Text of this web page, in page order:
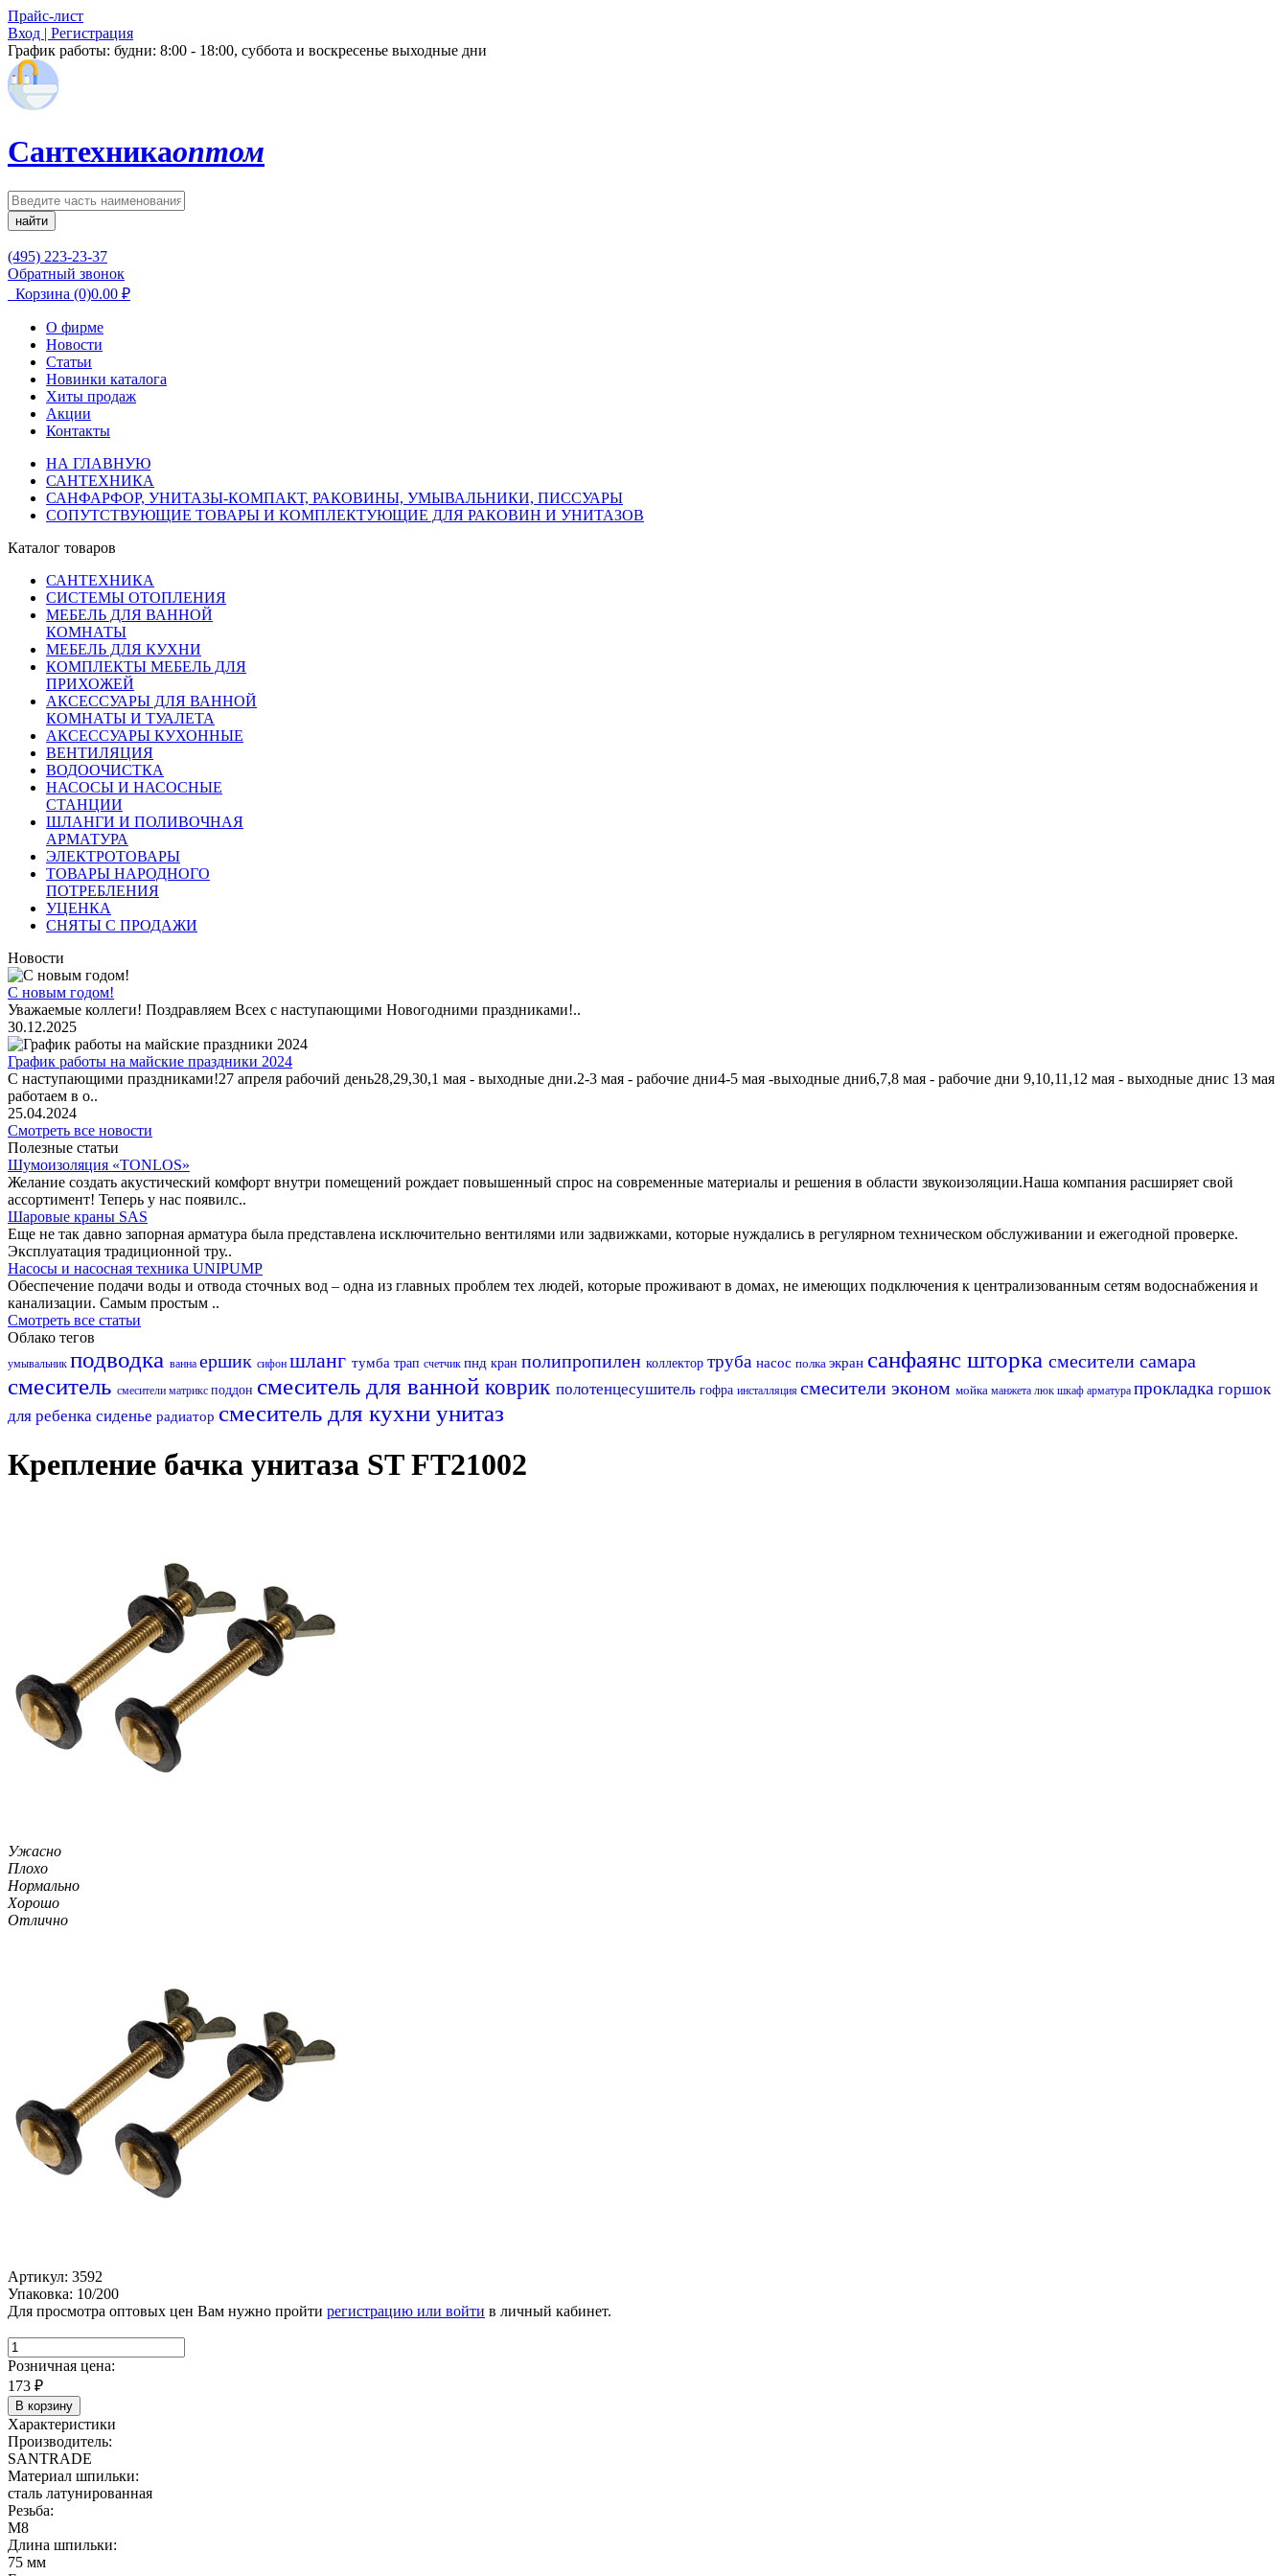
Прайс-лист
Вход | Регистрация
График работы: будни: 8:00 - 18:00, суббота и воскресенье выходные дни
Сантехникаоптом
найти
(495) 223-23-37
Обратный звонок
Корзина (0)0.00 ₽
О фирме
Новости
Статьи
Новинки каталога
Хиты продаж
Акции
Контакты
НА ГЛАВНУЮ
САНТЕХНИКА
САНФАРФОР, УНИТАЗЫ-КОМПАКТ, РАКОВИНЫ, УМЫВАЛЬНИКИ, ПИССУАРЫ
СОПУТСТВУЮЩИЕ ТОВАРЫ И КОМПЛЕКТУЮЩИЕ ДЛЯ РАКОВИН И УНИТАЗОВ
Каталог товаров
САНТЕХНИКА
СИСТЕМЫ ОТОПЛЕНИЯ
МЕБЕЛЬ ДЛЯ ВАННОЙ
КОМНАТЫ
МЕБЕЛЬ ДЛЯ КУХНИ
КОМПЛЕКТЫ МЕБЕЛЬ ДЛЯ
ПРИХОЖЕЙ
АКСЕССУАРЫ ДЛЯ ВАННОЙ
КОМНАТЫ И ТУАЛЕТА
АКСЕССУАРЫ КУХОННЫЕ
ВЕНТИЛЯЦИЯ
ВОДООЧИСТКА
НАСОСЫ И НАСОСНЫЕ
СТАНЦИИ
ШЛАНГИ И ПОЛИВОЧНАЯ
АРМАТУРА
ЭЛЕКТРОТОВАРЫ
ТОВАРЫ НАРОДНОГО
ПОТРЕБЛЕНИЯ
УЦЕНКА
СНЯТЫ С ПРОДАЖИ
Новости
С новым годом!
Уважаемые коллеги! Поздравляем Всех с наступающими Новогодними праздниками!..
30.12.2025
График работы на майские праздники 2024
С наступающими праздниками!27 апреля рабочий день28,29,30,1 мая - выходные дни.2-3 мая - рабочие дни4-5 мая -выходные дни6,7,8 мая - рабочие дни 9,10,11,12 мая - выходные днис 13 мая
работаем в о..
25.04.2024
Смотреть все новости
Полезные статьи
Шумоизоляция «TONLOS»
Желание создать акустический комфорт внутри помещений рождает повышенный спрос на современные материалы и решения в области звукоизоляции.Наша компания расширяет свой
ассортимент! Теперь у нас появилс..
Шаровые краны SAS
Еще не так давно запорная арматура была представлена исключительно вентилями или задвижками, которые нуждались в регулярном техническом обслуживании и ежегодной проверке.
Эксплуатация традиционной тру..
Насосы и насосная техника UNIPUMP
Обеспечение подачи воды и отвода сточных вод – одна из главных проблем тех людей, которые проживают в домах, не имеющих подключения к централизованным сетям водоснабжения и
канализации. Самым простым ..
Смотреть все статьи
Облако тегов
умывальник подводка ванна ершик сифон шланг тумба трап счетчик пнд кран полипропилен коллектор труба насос полка экран санфаянс шторка смесители самара
смеситель смесители матрикс поддон смеситель для ванной коврик полотенцесушитель гофра инсталляция смесители эконом мойка манжета люк шкаф арматура прокладка горшок
для ребенка сиденье радиатор смеситель для кухни унитаз
Крепление бачка унитаза ST FT21002
Ужасно
Плохо
Нормально
Хорошо
Отлично
Артикул: 3592
Упаковка: 10/200
Для просмотра оптовых цен Вам нужно пройти регистрацию или войти в личный кабинет.
Розничная цена:
173 ₽
В корзину
Характеристики
Производитель:
SANTRADE
Материал шпильки:
сталь латунированная
Резьба:
М8
Длина шпильки:
75 мм